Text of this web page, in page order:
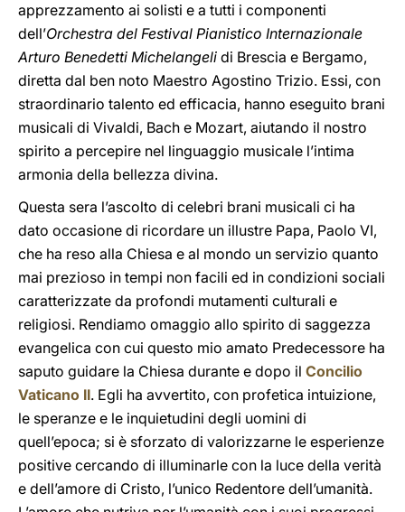
apprezzamento ai solisti e a tutti i componenti
dell’Orchestra del Festival Pianistico Internazionale
Arturo Benedetti Michelangeli di Brescia e Bergamo,
diretta dal ben noto Maestro Agostino Trizio. Essi, con
straordinario talento ed efficacia, hanno eseguito brani
musicali di Vivaldi, Bach e Mozart, aiutando il nostro
spirito a percepire nel linguaggio musicale l’intima
armonia della bellezza divina.
Questa sera l’ascolto di celebri brani musicali ci ha
dato occasione di ricordare un illustre Papa, Paolo VI,
che ha reso alla Chiesa e al mondo un servizio quanto
mai prezioso in tempi non facili ed in condizioni sociali
caratterizzate da profondi mutamenti culturali e
religiosi. Rendiamo omaggio allo spirito di saggezza
evangelica con cui questo mio amato Predecessore ha
saputo guidare la Chiesa durante e dopo il Concilio
Vaticano II. Egli ha avvertito, con profetica intuizione,
le speranze e le inquietudini degli uomini di
quell’epoca; si è sforzato di valorizzarne le esperienze
positive cercando di illuminarle con la luce della verità
e dell’amore di Cristo, l’unico Redentore dell’umanità.